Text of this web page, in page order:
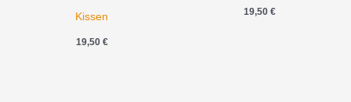
Kissen
19,50 €
19,50 €